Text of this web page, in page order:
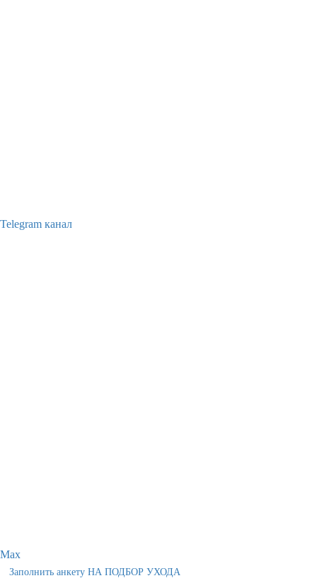
Telegram канал
Max
Заполнить анкету НА ПОДБОР УХОДА